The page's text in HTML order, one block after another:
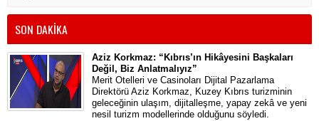
SON DAKİKA
Aziz Korkmaz: “Kıbrıs’ın Hikâyesini Başkaları
Değil, Biz Anlatmalıyız”
Merit Otelleri ve Casinoları Dijital Pazarlama
Direktörü Aziz Korkmaz, Kuzey Kıbrıs turizminin
geleceğinin ulaşım, dijitalleşme, yapay zekâ ve yeni
nesil turizm modellerinde olduğunu söyledi.